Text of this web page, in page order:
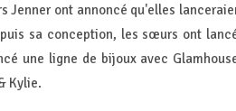
Jenner ont annoncé qu'elles
sa conception, les sœurs ont
une ligne de bijoux avec
Kylie.